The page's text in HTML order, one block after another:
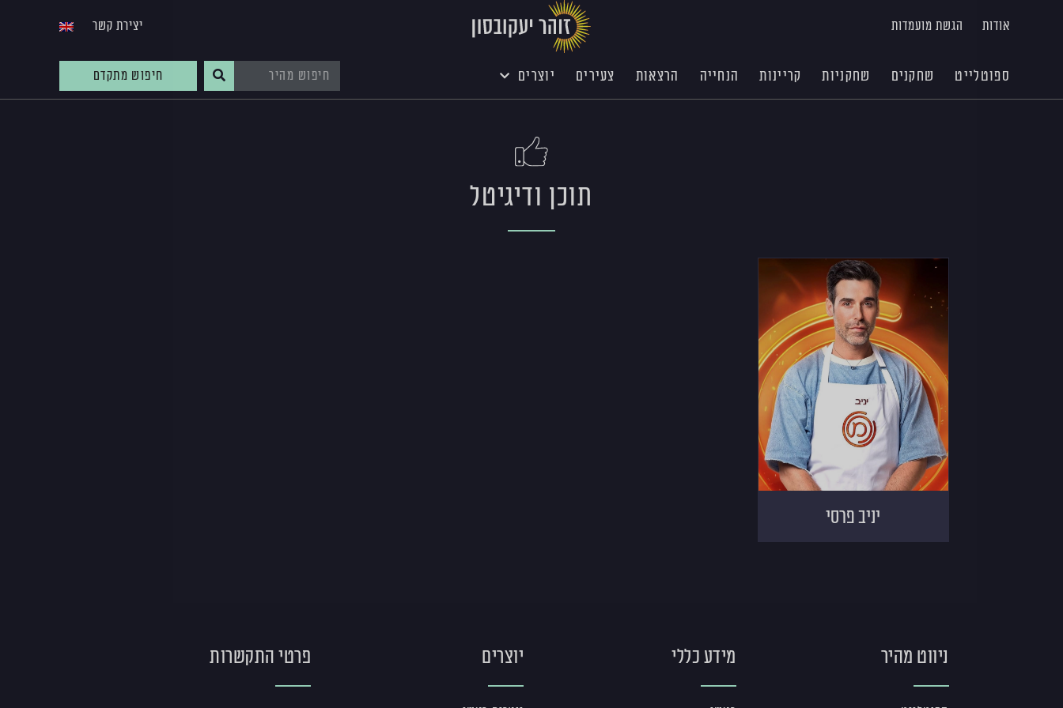
אודות הגשת מועמדות יצירת קשר
ספוטלייט שחקנים שחקניות קריינות הנחייה הרצאות צעירים יוצרים חיפוש מתקדם
תוכן ודיגיטל
יניב פרסי
ניווט מהיר מידע כללי יוצרים פרטי התקשרות